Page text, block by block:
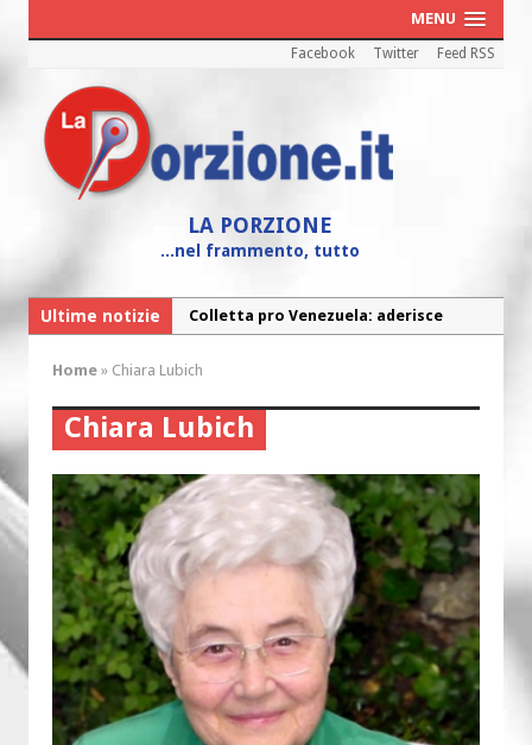
MENU
Facebook Twitter Feed RSS
LA PORZIONE
...nel frammento, tutto
Ultime notizie
Colletta pro Venezuela: aderisce
Fine vita: la Chiesa Cattolica inglese si
mobilita contro il suicidio assistito
Torna la festa della Madonnina a
Montesilvano: “Tanta la devozione”
Torna la festa di Sant’Andrea:
“Chiediamogli di legarci al bene”
“Chiediamo al Signore di capire ciò che
è buono, giusto e santo per la nostra
vita”
Home » Chiara Lubich
Chiara Lubich